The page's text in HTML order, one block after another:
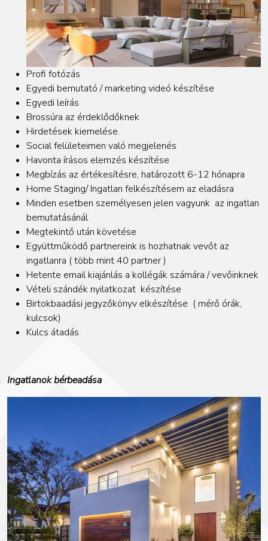
Profi fotózás
Egyedi bemutató / marketing videó készítése
Egyedi leírás
Brossúra az érdeklődőknek
Hirdetések kiemelése.
Social felületeimen való megjelenés
Havonta írásos elemzés készítése
Megbízás az értékesítésre, határozott 6-12 hónapra
Home Staging/ Ingatlan felkészítésem az eladásra
Minden esetben személyesen jelen vagyunk az ingatlan
bemutatásánál
Megtekintő után követése
Együttműködő partnereink is hozhatnak vevőt az
ingatlanra ( több mint 40 partner )
Hetente email kiajánlás a kollégák számára / vevőinknek
Vételi szándék nyilatkozat készítése
Birtokbaadási jegyzőkönyv elkészítése ( mérő órák,
kulcsok)
Kulcs átadás
Ingatlanok bérbeadása